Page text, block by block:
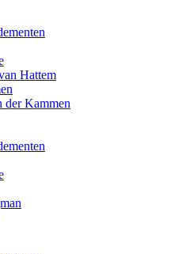
Hattem
der Kammen